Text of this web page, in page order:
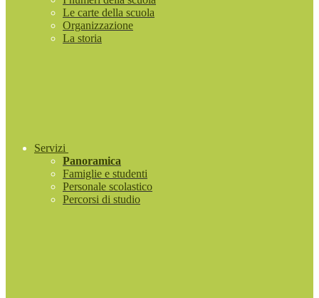
Le carte della scuola
Organizzazione
La storia
Servizi
Panoramica
Famiglie e studenti
Personale scolastico
Percorsi di studio